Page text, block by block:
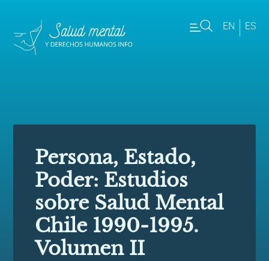
EN ES
Persona, Estado,
Poder: Estudios
sobre Salud Mental
Chile 1990-1995.
Volumen II